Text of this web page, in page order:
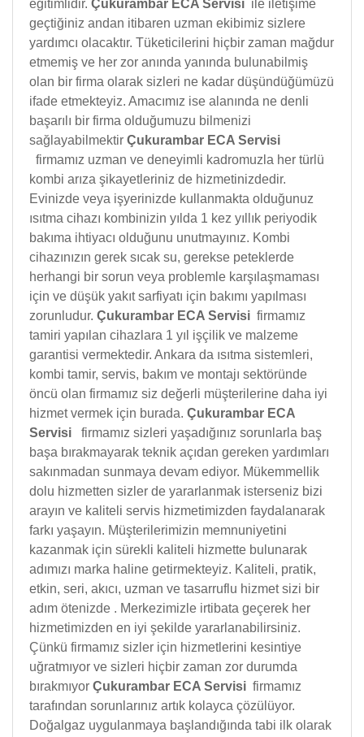
eğitimlidir. Çukurambar ECA Servisi ile iletişime
geçtiğiniz andan itibaren uzman ekibimiz sizlere
yardımcı olacaktır. Tüketicilerini hiçbir zaman mağdur
etmemiş ve her zor anında yanında bulunabilmiş
olan bir firma olarak sizleri ne kadar düşündüğümüzü
ifade etmekteyiz. Amacımız ise alanında ne denli
başarılı bir firma olduğumuzu bilmenizi
sağlayabilmektir Çukurambar ECA Servisi
firmamız uzman ve deneyimli kadromuzla her türlü
kombi arıza şikayetleriniz de hizmetinizdedir.
Evinizde veya işyerinizde kullanmakta olduğunuz
ısıtma cihazı kombinizin yılda 1 kez yıllık periyodik
bakıma ihtiyacı olduğunu unutmayınız. Kombi
cihazınızın gerek sıcak su, gerekse peteklerde
herhangi bir sorun veya problemle karşılaşmaması
için ve düşük yakıt sarfiyatı için bakımı yapılması
zorunludur. Çukurambar ECA Servisi firmamız
tamiri yapılan cihazlara 1 yıl işçilik ve malzeme
garantisi vermektedir. Ankara da ısıtma sistemleri,
kombi tamir, servis, bakım ve montajı sektöründe
öncü olan firmamız siz değerli müşterilerine daha iyi
hizmet vermek için burada. Çukurambar ECA
Servisi firmamız sizleri yaşadığınız sorunlarla baş
başa bırakmayarak teknik açıdan gereken yardımları
sakınmadan sunmaya devam ediyor. Mükemmellik
dolu hizmetten sizler de yararlanmak isterseniz bizi
arayın ve kaliteli servis hizmetimizden faydalanarak
farkı yaşayın. Müşterilerimizin memnuniyetini
kazanmak için sürekli kaliteli hizmette bulunarak
adımızı marka haline getirmekteyiz. Kaliteli, pratik,
etkin, seri, akıcı, uzman ve tasarruflu hizmet sizi bir
adım ötenizde . Merkezimizle irtibata geçerek her
hizmetimizden en iyi şekilde yararlanabilirsiniz.
Çünkü firmamız sizler için hizmetlerini kesintiye
uğratmıyor ve sizleri hiçbir zaman zor durumda
bırakmıyor Çukurambar ECA Servisi firmamız
tarafından sorunlarınız artık kolayca çözülüyor.
Doğalgaz uygulanmaya başlandığında tabi ilk olarak